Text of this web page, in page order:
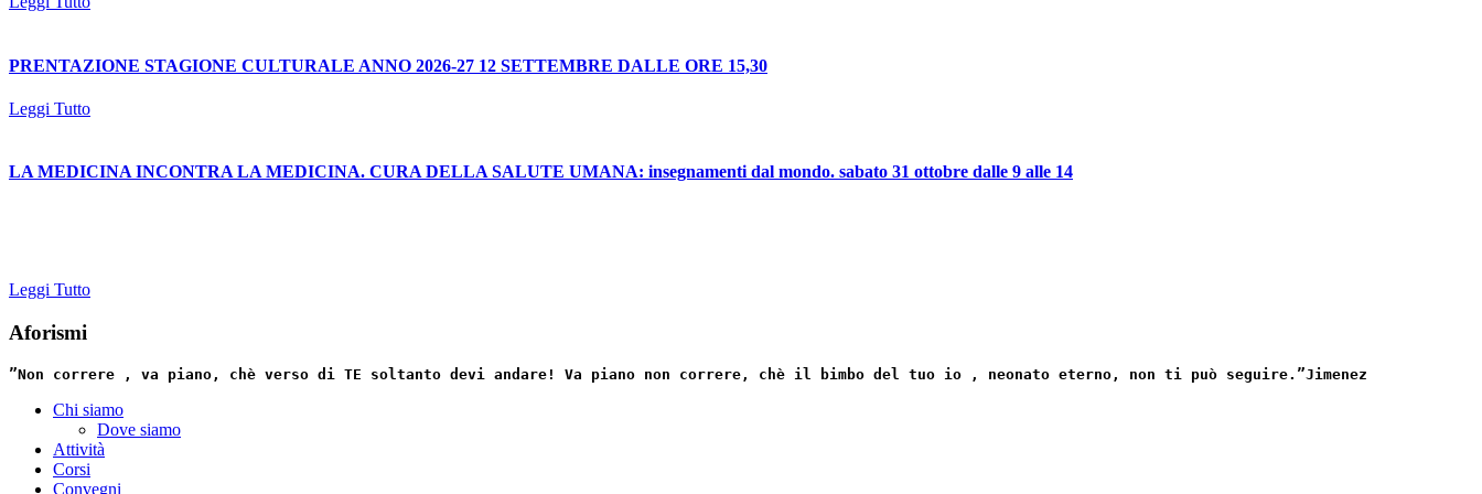
PRENTAZIONE STAGIONE CULTURALE ANNO 2026-27 12 SETTEMBRE DALLE ORE 15,30
Leggi Tutto
LA MEDICINA INCONTRA LA MEDICINA. CURA DELLA SALUTE UMANA: insegnamenti dal mondo. sabato 31 ottobre dalle 9 alle 14
Leggi Tutto
Aforismi
”Non correre , va piano, chè verso di TE soltanto devi andare! Va piano non correre, chè il bimbo del tuo io , neonato eterno, non ti può seguire.”Jimenez
Chi siamo
Dove siamo
Attività
Corsi
Convegni